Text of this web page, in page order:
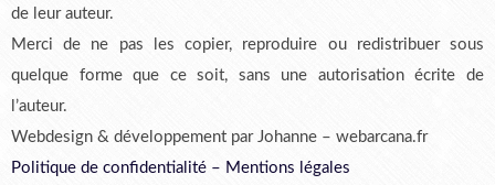
de leur auteur.
Merci de ne pas les copier, reproduire ou redistribuer sous
quelque forme que ce soit, sans une autorisation écrite de
l’auteur.
Webdesign & développement par Johanne – webarcana.fr
Politique de confidentialité – Mentions légales